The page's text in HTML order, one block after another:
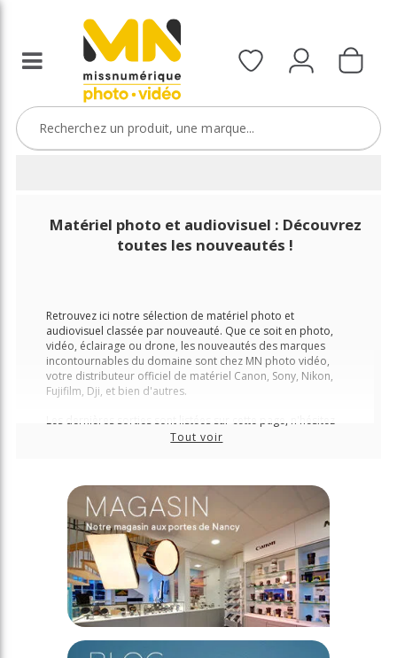
Matériel photo et audiovisuel : Découvrez
toutes les nouveautés !
Tout voir
Retrouvez ici notre sélection de matériel photo et
audiovisuel classée par nouveauté. Que ce soit en photo,
vidéo, éclairage ou drone, les nouveautés des marques
incontournables du domaine sont chez MN photo vidéo,
votre distributeur officiel de matériel Canon, Sony, Nikon,
Fujifilm, Dji, et bien d'autres.
Les dernières sorties sont listées sur cette page, n'hésitez
plus à les précommander pour les recevoir au plus tôt !